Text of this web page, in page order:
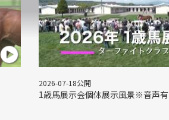
2026-07-18公開
1歳馬展示会個体展示風景※音声有